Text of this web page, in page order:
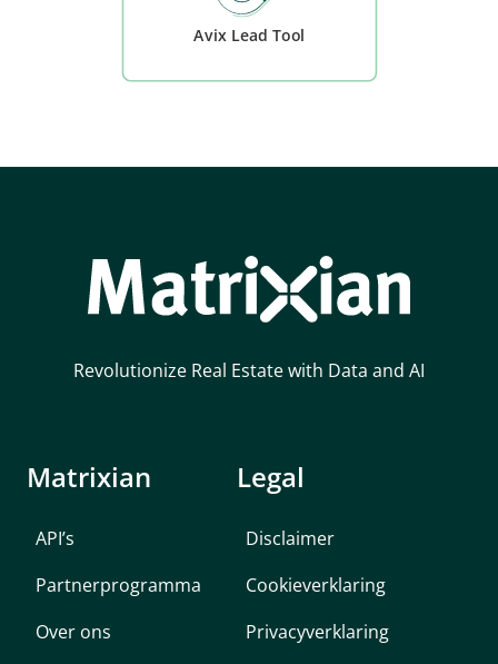
Avix Lead Tool
Revolutionize Real Estate with Data and AI
Matrixian
API’s
Partnerprogramma
Over ons
Legal
Disclaimer
Cookieverklaring
Privacyverklaring